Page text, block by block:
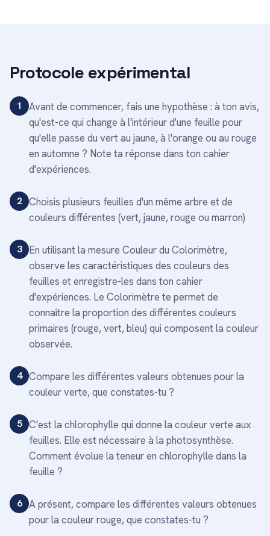
Protocole expérimental
1
Avant de commencer, fais une hypothèse : à ton avis,
qu'est-ce qui change à l'intérieur d'une feuille pour
qu'elle passe du vert au jaune, à l'orange ou au rouge
en automne ? Note ta réponse dans ton cahier
d'expériences.
2 Choisis plusieurs feuilles d'un même arbre et de
couleurs différentes (vert, jaune, rouge ou marron)
3 En utilisant la mesure Couleur du Colorimètre,
observe les caractéristiques des couleurs des
feuilles et enregistre-les dans ton cahier
d'expériences. Le Colorimètre te permet de
connaître la proportion des différentes couleurs
primaires (rouge, vert, bleu) qui composent la couleur
observée.
4 Compare les différentes valeurs obtenues pour la
couleur verte, que constates-tu ?
5 C'est la chlorophylle qui donne la couleur verte aux
feuilles. Elle est nécessaire à la photosynthèse.
Comment évolue la teneur en chlorophylle dans la
feuille ?
6 A présent, compare les différentes valeurs obtenues
pour la couleur rouge, que constates-tu ?